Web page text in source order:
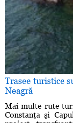
Trasee turistice
Neagră
Mai multe rute
Constanţa şi